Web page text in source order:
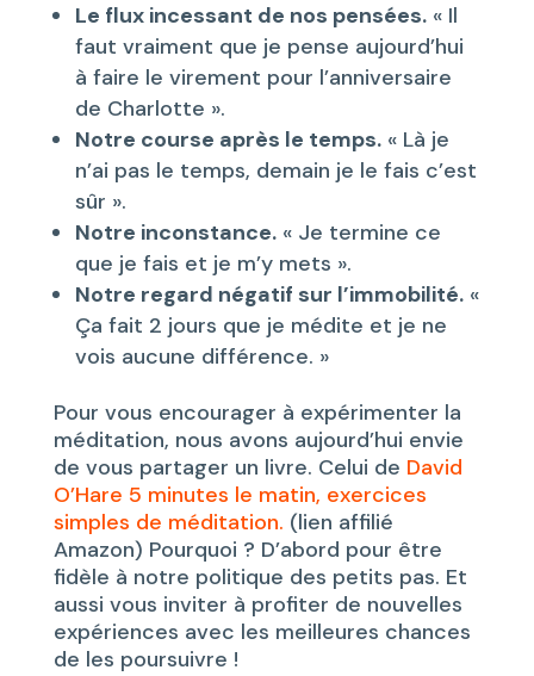
Le flux incessant de nos pensées.« Il
faut vraiment que je pense aujourd’hui
à faire le virement pour l’anniversaire
de Charlotte ».
Notre course après le temps.« Là je
n’ai pas le temps, demain je le fais c’est
sûr ».
Notre inconstance.« Je termine ce
que je fais et je m’y mets ».
Notre regard négatif sur l’immobilité.«
Ça fait 2 jours que je médite et je ne
vois aucune différence. »
Pour vous encourager à expérimenter la
méditation, nous avons aujourd’hui envie
de vous partager un livre. Celui de David
O’Hare 5 minutes le matin, exercices
simples de méditation. (lien affilié
Amazon) Pourquoi ? D’abord pour être
fidèle à notre politique des petits pas. Et
aussi vous inviter à profiter de nouvelles
expériences avec les meilleures chances
de les poursuivre !